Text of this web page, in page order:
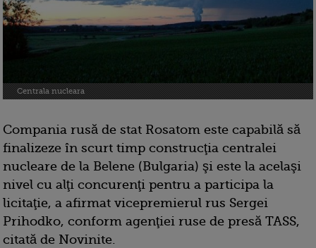
Centrala nucleara
Compania rusă de stat Rosatom este capabilă să
finalizeze în scurt timp construcţia centralei
nucleare de la Belene (Bulgaria) şi este la acelaşi
nivel cu alţi concurenţi pentru a participa la
licitaţie, a afirmat vicepremierul rus Sergei
Prihodko, conform agenţiei ruse de presă TASS,
citată de Novinite.